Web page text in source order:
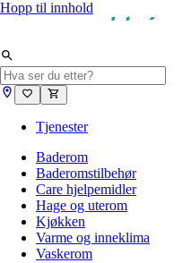
Hopp til innhold
Tjenester
Baderom
Baderomstilbehør
Care hjelpemidler
Hage og uterom
Kjøkken
Varme og inneklima
Vaskerom